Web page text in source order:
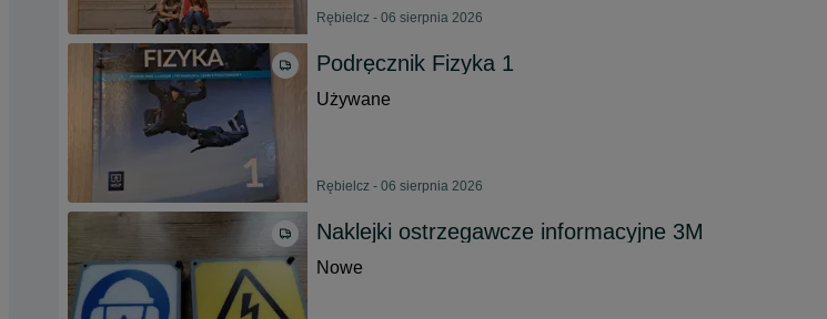
Rębielcz - 06 sierpnia 2026
Podręcznik Fizyka 1
Używane
Rębielcz - 06 sierpnia 2026
Naklejki ostrzegawcze informacyjne 3M
Nowe